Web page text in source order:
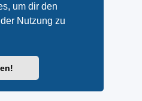
um dir den
Nutzung zu